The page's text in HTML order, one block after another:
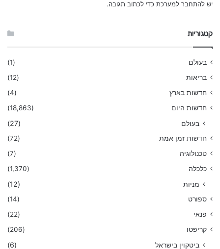
יש להתחבר למערכת כדי לכתוב תגובה.
קטגוריות
בעולם
(1)
בריאות
(12)
חדשות בארץ
(4)
חדשות היום
(18,863)
בעולם (27)
חדשות זמן אמת
(72)
טכנולוגיה
(7)
כלכלה
(1,370)
מניות (12)
ספורט
(14)
פנאי
(22)
קריפטו
(206)
ביטקוין בישראל (6)